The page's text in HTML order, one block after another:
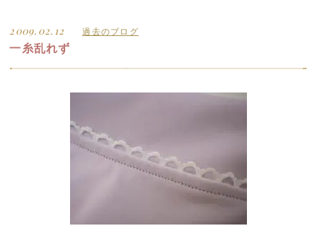
2009.02.12 過去のブログ
一糸乱れず